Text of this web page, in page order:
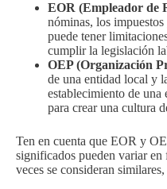
EOR (Empleador de
nóminas, los
puede tener
cumplir la legislación
OEP (Organización
de una entidad local y
establecimiento de
para crear una cultura
Ten en cuenta que EOR y
significados pueden variar
veces se consideran